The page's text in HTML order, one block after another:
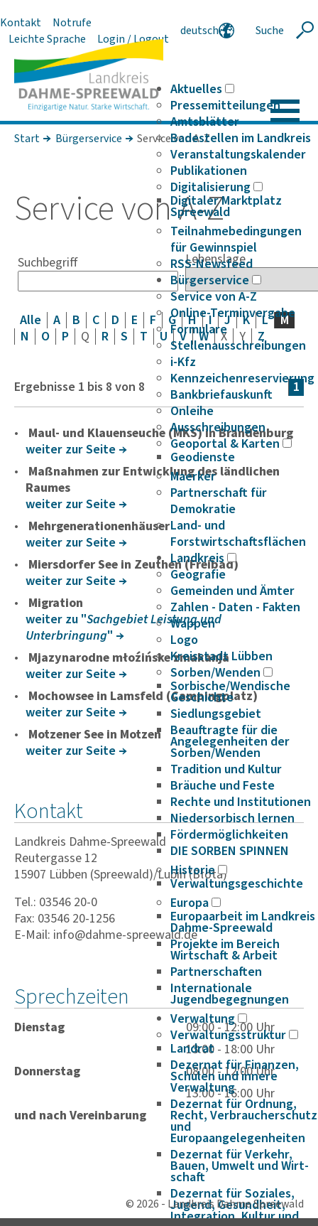
Kontakt
Notrufe
Leichte Sprache
Login / Logout
deutsch
Suche
Aktuelles
Pressemitteilungen
Amtsblätter
Badestellen im Landkreis
Veranstaltungskalender
Publikationen
Digitalisierung
Digitaler Marktplatz
Spreewald
Teilnahmebedingungen
für Gewinnspiel
RSS-Newsfeed
Bürgerservice
Service von A-Z
Online-Terminvergabe
Formulare
Stellenausschreibungen
i-Kfz
Kennzeichenreservierung
Bankbriefauskunft
Onleihe
Ausschreibungen
Geoportal & Karten
Geodienste
Maerker
Partnerschaft für
Demokratie
Land- und
Forstwirtschaftsflächen
Landkreis
Geografie
Gemeinden und Ämter
Zahlen - Daten - Fakten
Wappen
Logo
Kreisstadt Lübben
Sorben/Wenden
Sorbische/Wendische
Geschichte
Siedlungsgebiet
Beauftragte für die
Angelegenheiten der
Sorben/Wenden
Tradition und Kultur
Bräuche und Feste
Rechte und Institutionen
Niedersorbisch lernen
Fördermöglichkeiten
DIE SORBEN SPINNEN
Historie
Verwaltungsgeschichte
Europa
Europaarbeit im Landkreis
Dahme-Spreewald
Projekte im Bereich
Wirtschaft & Arbeit
Partnerschaften
Internationale
Jugendbegegnungen
Verwaltung
Verwaltungsstruktur
Landrat
Dezernat für Finanzen,
Schulen und innere
Verwaltung
Dezernat für Ordnung,
Recht, Verbraucherschutz
und
Europaangelegenheiten
Dezernat für Verkehr,
Bauen, Umwelt und Wirt­
schaft
Dezernat für Soziales,
Jugend, Gesundheit,
Integration, Kultur und
Start Bürgerservice Service von A-Z
Service von A-Z
Suchbegriff Lebenslage
Alle A B C D E F G H I J K L
M
N
O P Q R S T U V W X Y Z
Ergebnisse 1 bis 8 von 8 1
Maul- und Klauenseuche (MKS) in Brandenburg
weiter zur Seite
Maßnahmen zur Entwicklung des ländlichen
Raumes
weiter zur Seite
Mehrgenerationenhäuser
weiter zur Seite
Miersdorfer See in Zeuthen (Freibad)
weiter zur Seite
Migration
weiter zu "Sachgebiet Leistung und
Unterbringung"
Mjazynarodne młoźińske zmakanja
weiter zur Seite
Mochowsee in Lamsfeld (Campingplatz)
weiter zur Seite
Motzener See in Motzen
weiter zur Seite
Kontakt
Landkreis Dahme-Spreewald
Reutergasse 12
15907 Lübben (Spreewald)/Lubin (Błota)
Tel.: 03546 20-0
Fax: 03546 20-1256
E-Mail: info@dahme-spreewald.de
Sprechzeiten
Dienstag
09:00 - 12:00 Uhr
13:00 - 18:00 Uhr
Donnerstag
08:00 - 12:00 Uhr
13:00 - 16:00 Uhr
und nach Vereinbarung
© 2026 - Landkreis Dahme Spreewald